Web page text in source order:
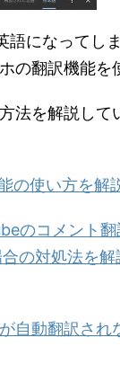
語になってし
の翻訳機能を
法を解説して
の使い方を解
のコメント
の対処法を解
自動翻訳され